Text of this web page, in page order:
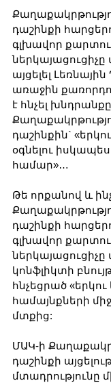
դաշինքի
գլխավոր
այցելել
առաջին
է հնչել
դաշինքին`
օգնելու
համար»…
Թե որքանով և
դաշինքի
գլխավոր
կոնֆլիկտի
հնչեցրած
համայնքների
մտքից:
ՄԱԿ-ի
դաշինքի
մտադրությունը